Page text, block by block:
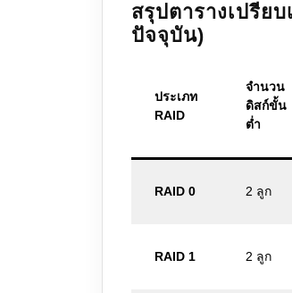
สรุปตารางเปรีย
ปัจจุบัน)
ประเภท
RAID
จำนวน
ดิสก์ขั้น
ต่ำ
RAID 0 2 ลูก
RAID 1 2 ลูก